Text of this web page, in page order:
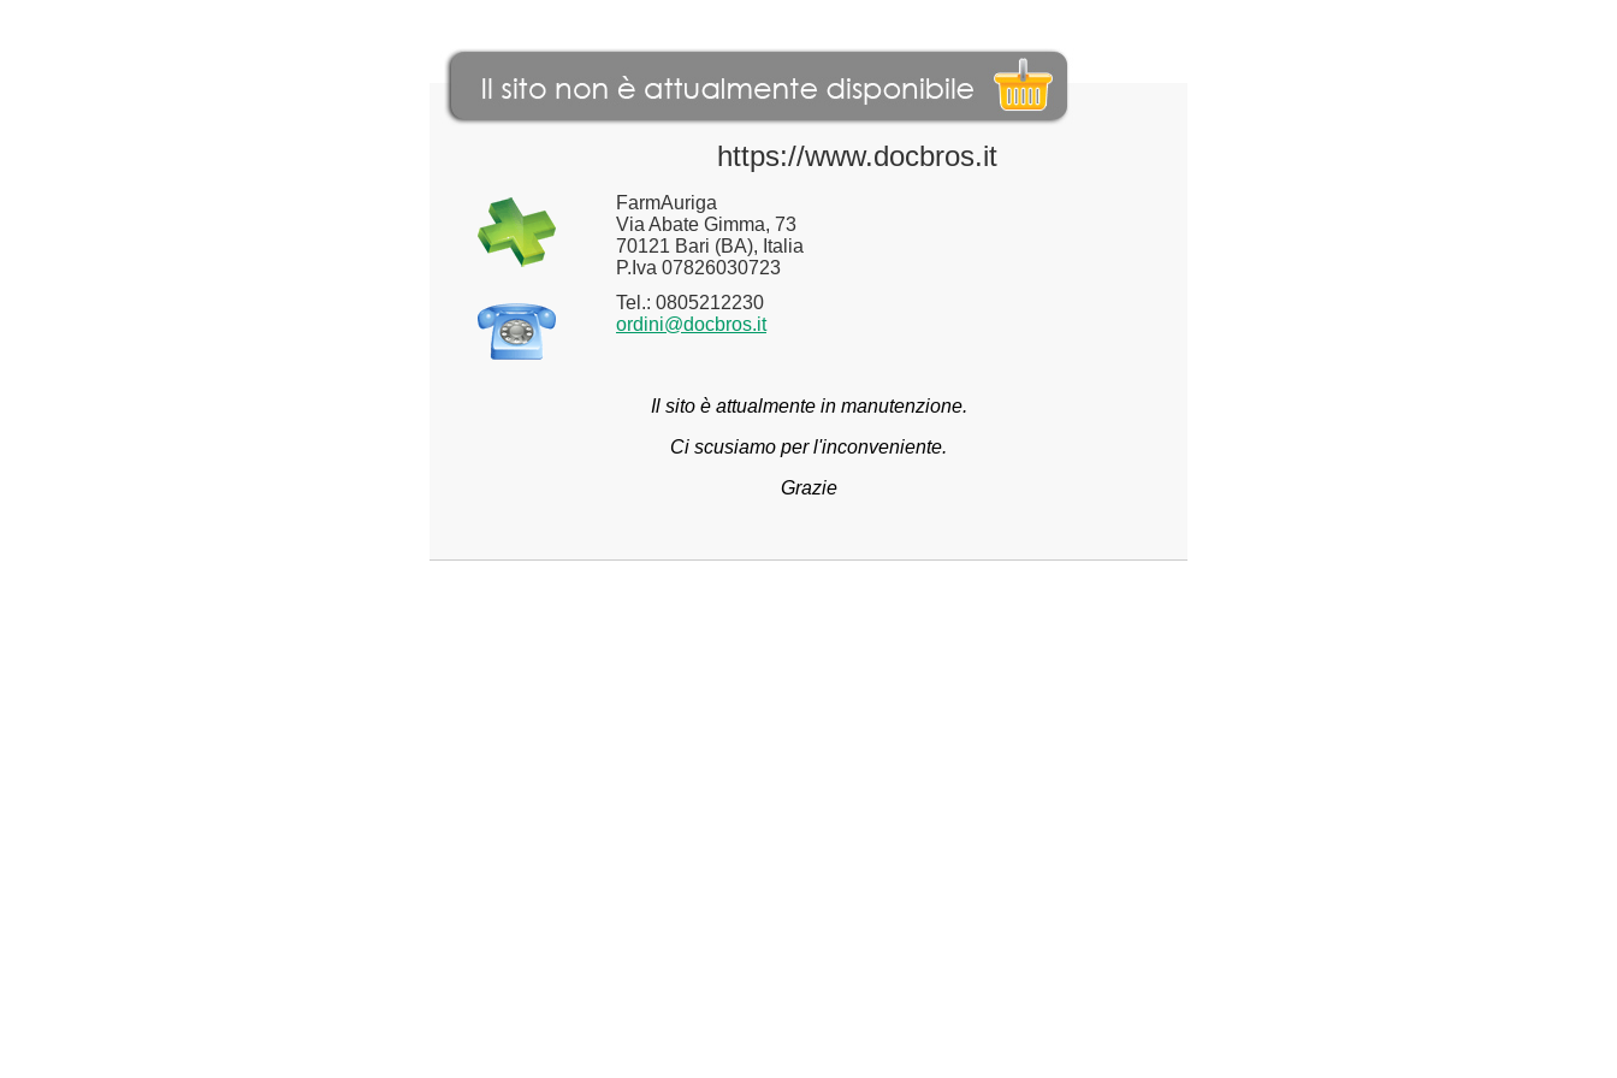
https://www.docbros.it
FarmAuriga
Via Abate Gimma, 73
70121 Bari (BA), Italia
P.Iva 07826030723
Tel.: 0805212230
ordini@docbros.it
Il sito è attualmente in manutenzione.
Ci scusiamo per l'inconveniente.
Grazie